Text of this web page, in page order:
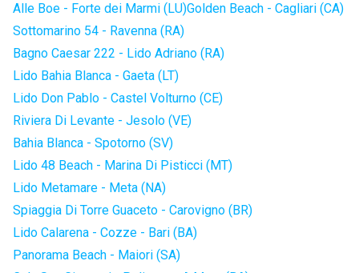
Alle Boe - Forte dei Marmi (LU)Golden Beach - Cagliari (CA)
Sottomarino 54 - Ravenna (RA)
Bagno Caesar 222 - Lido Adriano (RA)
Lido Bahia Blanca - Gaeta (LT)
Lido Don Pablo - Castel Volturno (CE)
Riviera Di Levante - Jesolo (VE)
Bahia Blanca - Spotorno (SV)
Lido 48 Beach - Marina Di Pisticci (MT)
Lido Metamare - Meta (NA)
Spiaggia Di Torre Guaceto - Carovigno (BR)
Lido Calarena - Cozze - Bari (BA)
Panorama Beach - Maiori (SA)